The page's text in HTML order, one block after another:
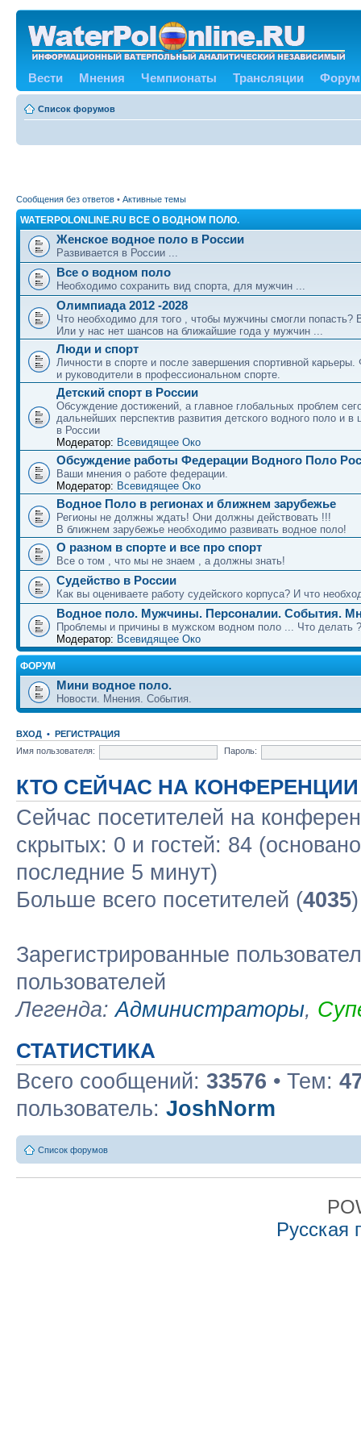
Вести Мнения Чемпионаты Трансляции Форум
Список форумов
Сообщения без ответов • Активные темы
WATERPOLONLINE.RU ВСЕ О ВОДНОМ ПОЛО.
Женское водное поло в России
Развивается в России ...
Все о водном поло
Необходимо сохранить вид спорта, для мужчин ...
Олимпиада 2012 -2028
Что необходимо для того , чтобы мужчины смогли попасть?
Или у нас нет шансов на ближайшие года у мужчин ...
Люди и спорт
Личности в спорте и после завершения спортивной карьеры.
и руководители в профессиональном спорте.
Детский спорт в России
Обсуждение достижений, а главное глобальных проблем
дальнейших перспектив развития детского водного поло и в
в России
Модератор: Всевидящее Око
Обсуждение работы Федерации Водного Поло
Ваши мнения о работе федерации.
Модератор: Всевидящее Око
Водное Поло в регионах и ближнем зарубежье
Регионы не должны ждать! Они должны действовать !!!
В ближнем зарубежье необходимо развивать водное поло!
О разном в спорте и все про спорт
Все о том , что мы не знаем , а должны знать!
Судейство в России
Как вы оцениваете работу судейского корпуса? И что
Водное поло. Мужчины. Персоналии. События.
Проблемы и причины в мужском водном поло ... Что делать ?
Модератор: Всевидящее Око
ФОРУМ
Мини водное поло.
Новости. Мнения. События.
ВХОД • РЕГИСТРАЦИЯ
Имя пользователя:
Пароль:
КТО СЕЙЧАС НА КОНФЕРЕНЦИИ
Сейчас посетителей на
скрытых: 0 и гостей: 84
последние 5 минут)
Больше всего посетителей (4035
Зарегистрированные
пользователей
Легенда:Администраторы,
СТАТИСТИКА
Всего сообщений: 33576 • Тем:
пользователь: JoshNorm
Список форумов
Русская